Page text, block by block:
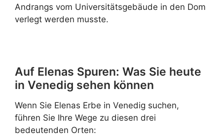
Andrangs vom Universitätsgebäude in den Dom
verlegt werden musste.
Auf Elenas Spuren: Was Sie heute
in Venedig sehen können
Wenn Sie Elenas Erbe in Venedig suchen,
führen Sie Ihre Wege zu diesen drei
bedeutenden Orten: